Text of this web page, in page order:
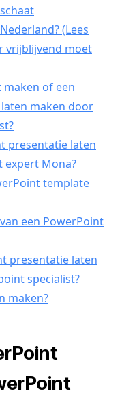
(Lees
vrijblijvend moet
maken of een
maken door
presentatie laten
expert Mona?
template
een PowerPoint
presentatie laten
specialist?
maken?